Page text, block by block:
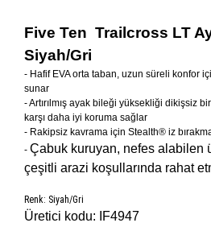
Five Ten Trailcross LT
Siyah/Gri
- Hafif EVA orta taban, uzun süreli konfor
sunar
- Artırılmış ayak bileği yüksekliği dikişsiz
karşı daha iyi koruma sağlar
- Rakipsiz kavrama için Stealth® iz
- Çabuk kuruyan, nefes alabilen
çeşitli arazi koşullarında rahat
Renk: Siyah/Gri
Üretici kodu: IF4947